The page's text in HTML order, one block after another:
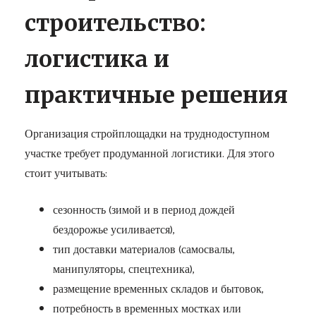
строительство:
логистика и
практичные решения
Организация стройплощадки на труднодоступном
участке требует продуманной логистики. Для этого
стоит учитывать:
сезонность (зимой и в период дождей
бездорожье усиливается),
тип доставки материалов (самосвалы,
манипуляторы, спецтехника),
размещение временных складов и бытовок,
потребность в временных мостках или